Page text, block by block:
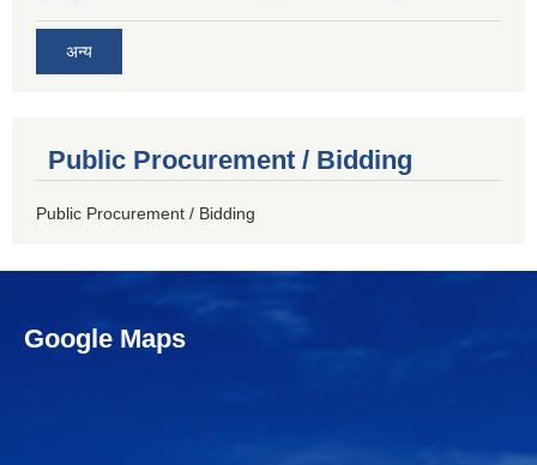
अन्य
Public Procurement / Bidding
Public Procurement / Bidding
Google Maps